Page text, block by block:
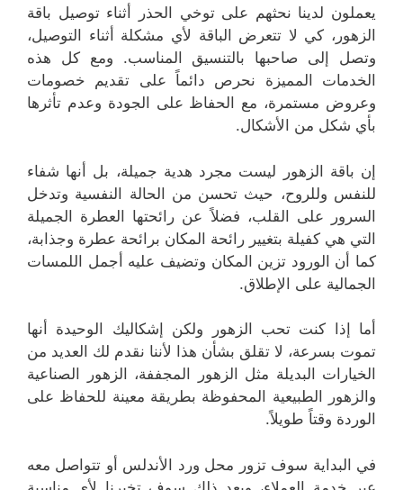
يعملون لدينا نحثهم على توخي الحذر أثناء توصيل باقة
الزهور، كي لا تتعرض الباقة لأي مشكلة أثناء التوصيل،
وتصل إلى صاحبها بالتنسيق المناسب. ومع كل هذه
الخدمات المميزة نحرص دائماً على تقديم خصومات
وعروض مستمرة، مع الحفاظ على الجودة وعدم تأثرها
بأي شكل من الأشكال.
إن باقة الزهور ليست مجرد هدية جميلة، بل أنها شفاء
للنفس وللروح، حيث تحسن من الحالة النفسية وتدخل
السرور على القلب، فضلاً عن رائحتها العطرة الجميلة
التي هي كفيلة بتغيير رائحة المكان برائحة عطرة وجذابة،
كما أن الورود تزين المكان وتضيف عليه أجمل اللمسات
الجمالية على الإطلاق.
أما إذا كنت تحب الزهور ولكن إشكاليك الوحيدة أنها
تموت بسرعة، لا تقلق بشأن هذا لأننا نقدم لك العديد من
الخيارات البديلة مثل الزهور المجففة، الزهور الصناعية
والزهور الطبيعية المحفوظة بطريقة معينة للحفاظ على
الوردة وقتاً طويلاً.
في البداية سوف تزور محل ورد الأندلس أو تتواصل معه